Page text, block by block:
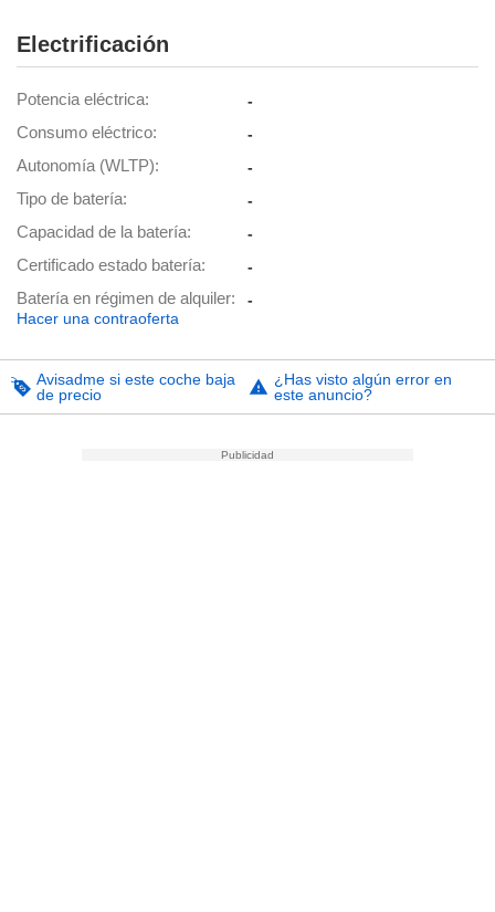
Electrificación
Potencia eléctrica -
Consumo eléctrico -
Autonomía (WLTP) -
Tipo de batería -
Capacidad de la batería -
Certificado estado batería -
Batería en régimen de alquiler
-
Hacer una contraoferta
Avisadme si este coche baja
de precio
¿Has visto algún error en
este anuncio?